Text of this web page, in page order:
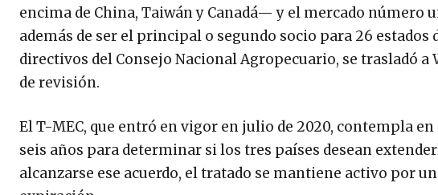
encima de China, Taiwán y Canadá— y el mercado número
además de ser el principal o segundo socio para 26
directivos del Consejo Nacional Agropecuario, se trasladó
de revisión.
El T-MEC, que entró en vigor en julio de 2020, contempla
seis años para determinar si los tres países desean
alcanzarse ese acuerdo, el tratado se mantiene activo por